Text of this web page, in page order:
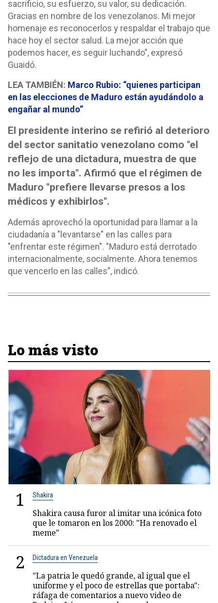
sacrificio, su esfuerzo, su valor, su dedicación.
Gracias en nombre de los venezolanos. Mi mejor
homenaje es reconocerlos y respaldar el trabajo que
hace hoy el sector salud. La mejor acción que
podemos hacer, es seguir luchando", expresó
Guaidó.
LEA TAMBIÉN: Marco Rubio: “quienes participan
en las elecciones de Maduro están ayudándolo a
engañar al mundo”
El presidente interino se refirió al deterioro
del sector sanitatio venezolano como "el
reflejo de una dictadura, muestra de que
no les importa". Afirmó que el régimen de
Maduro "prefiere llevarse presos a los
médicos y exhibirlos".
Además aprovechó la oportunidad para llamar a la
ciudadanía a "levantarse" en las calles para
"enfrentar este régimen". "Maduro está derrotado
internacionalmente, socialmente. Ahora tenemos
que vencerlo en las calles", indicó.
Lo más visto
1 Shakira
Shakira causa furor al imitar una icónica foto
que le tomaron en los 2000: "Ha renovado el
meme"
2 Dictadura en Venezuela
"La patria le quedó grande, al igual que el
uniforme y el poco de estrellas que portaba":
ráfaga de comentarios a nuevo video de